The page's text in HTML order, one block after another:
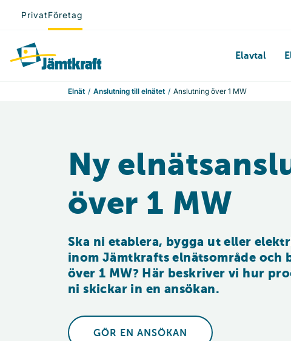
PrivatFöretag
Till startsidan
Elavtal
Elnät Anslutning till elnätet Anslutning över 1 MW
Ny
över 1 MW
Ska ni etablera, bygga ut eller
inom Jämtkrafts elnätsområde och
över 1 MW? Här beskriver vi hur
ni skickar in en ansökan.
GÖR EN ANSÖKAN